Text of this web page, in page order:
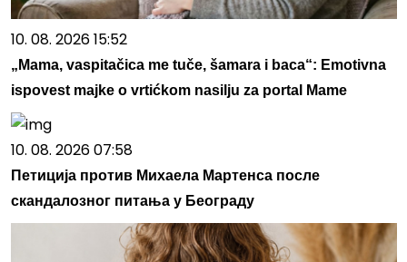
10. 08. 2026 15:52
„Mama, vaspitačica me tuče, šamara i baca“: Emotivna
ispovest majke o vrtićkom nasilju za portal Mame
10. 08. 2026 07:58
Петиција против Михаела Мартенса после
скандалозног питања у Београду